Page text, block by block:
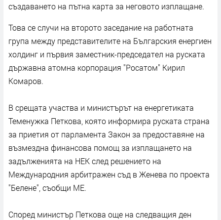
създаването на пътна карта за неговото изплащане.
Това се случи на второто заседание на работната
група между представителите на Българския енергиен
холдинг и първия заместник-председател на руската
държавна атомна корпорация "Росатом" Кирил
Комаров.
В срещата участва и министърът на енергетиката
Теменужка Петкова, която информира руската страна
за приетия от парламента Закон за предоставяне на
възмездна финансова помощ за изплащането на
задълженията на НЕК след решението на
Международния арбитражен съд в Женева по проекта
"Белене", съобщи МЕ.
Според министър Петкова още на следващия ден